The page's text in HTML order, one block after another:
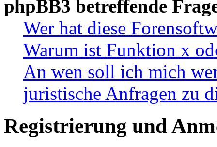
phpBB3 betreffende
Wer hat diese
Warum ist Funktion x
An wen soll ich mich
juristische Anfragen zu
Registrierung und